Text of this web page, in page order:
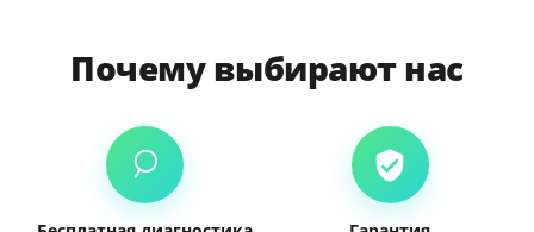
Почему выбирают нас